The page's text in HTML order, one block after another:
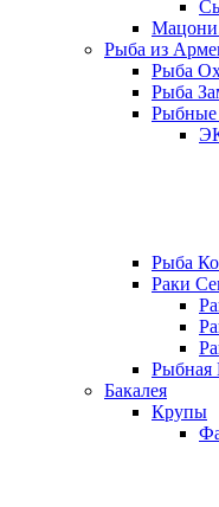
Рыба из
Рыба
Рыба
Рыбные
Рыба
Раки
Рыбная
Бакалея
Крупы